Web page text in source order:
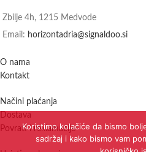
Zbilje 4h, 1215 Medvode
Email: horizontadria@signaldoo.si
O nama
Kontakt
Načini plaćanja
Dostava
Povrati i reklamacije
Koristimo kolačiće da bismo
sadržaj i kako bismo vam